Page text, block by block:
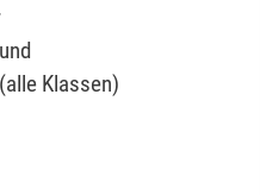
Klassen)